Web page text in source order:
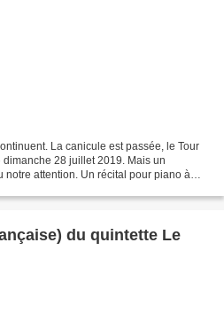
La canicule est passée, le Tour
28 juillet 2019. Mais un
notre attention. Un récital pour piano à
du quintette Le